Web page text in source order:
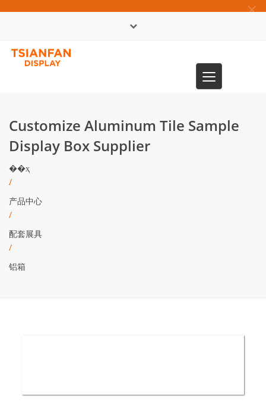
×
Toggle
navigation
Customize Aluminum Tile Sample
Display Box Supplier
��ҳ
/
产品中心
/
配套展具
/
铝箱